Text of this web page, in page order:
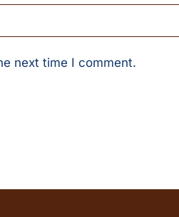
next time I comment.